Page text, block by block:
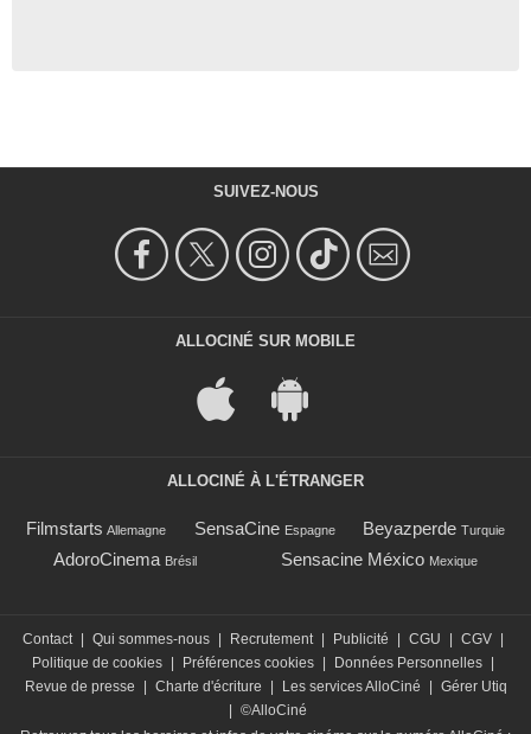
SUIVEZ-NOUS
ALLOCINÉ SUR MOBILE
ALLOCINÉ À L'ÉTRANGER
Filmstarts Allemagne SensaCine Espagne Beyazperde Turquie
AdoroCinema Brésil Sensacine México Mexique
Contact Qui sommes-nous Recrutement Publicité CGU CGV
Politique de cookies
Préférences cookies Données Personnelles
Revue de presse
Charte d'écriture Les services AlloCiné
Gérer Utiq
©AlloCiné